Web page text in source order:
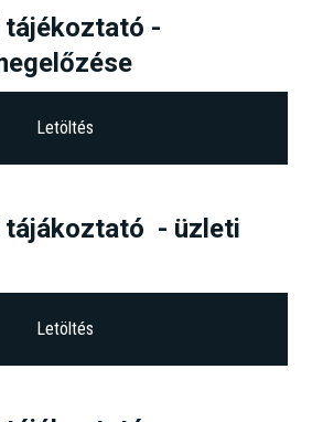
-
Letöltés
tájákoztató - üzleti
Letöltés